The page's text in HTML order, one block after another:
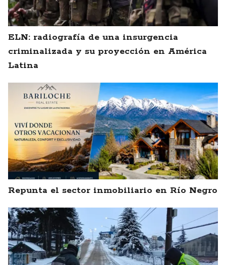
ELN: radiografía de una insurgencia
criminalizada y su proyección en América
Latina
Repunta el sector inmobiliario en Río Negro